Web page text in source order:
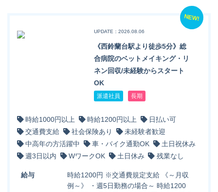
NEW!
UPDATE：2026.08.06
《西鈴蘭台駅より徒歩5分》総
合病院のベットメイキング・リ
ネン回収/未経験からスタート
OK
派遣社員 長期
時給1000円以上 時給1200円以上
日払い可
交通費支給
社会保険あり
未経験者歓迎
中高年の方活躍中
車・バイク通勤OK
土日祝休み
週3日以内
WワークOK 土日休み 残業なし
給与
時給1200円 ※交通費規定支給 《～月収
例～》 ・週5日勤務の場合～ 時給1200